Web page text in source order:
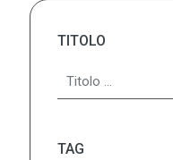
TITOLO
TAG